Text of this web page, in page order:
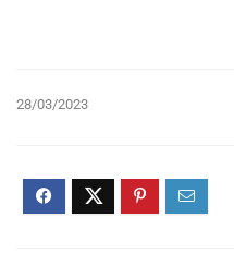
28/03/2023